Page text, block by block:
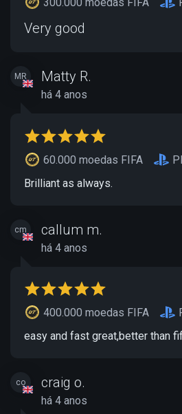
Very good
MR Matty R.
há 4 anos
60.000 moedas FIFA
Brilliant as always.
cm callum m.
há 4 anos
400.000 moedas FIFA
easy and fast great,better than
co craig o.
há 4 anos